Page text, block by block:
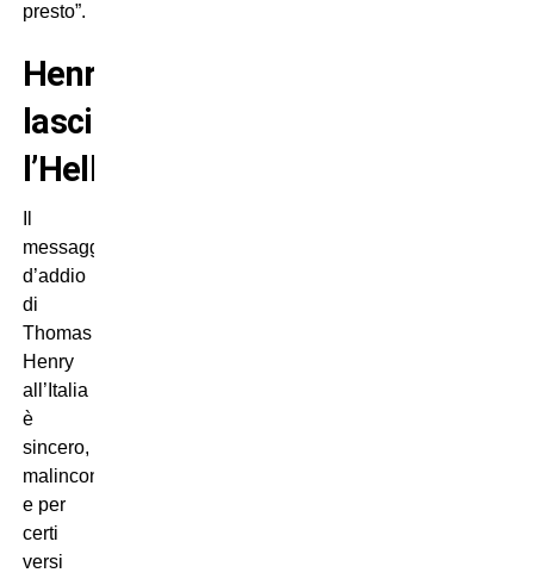
presto”.
Henry
lascia
l’Hellas
messaggio
d’addio
di
Thomas
Henry
all’Italia
è
sincero,
malinconico
e per
certi
versi